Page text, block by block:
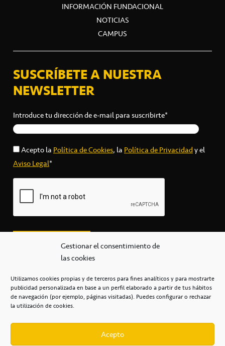
Gestionar el consentimiento de
las cookies
Utilizamos cookies propias y de terceros para fines analíticos y para mostrarte
publicidad personalizada en base a un perfil elaborado a partir de tus hábitos
de navegación (por ejemplo, páginas visitadas). Puedes configurar o rechazar
la utilización de cookies.
Acepto
INFORMACIÓN FUNDACIONAL
NOTICIAS
CAMPUS
SUSCRÍBETE A NUESTRA
NEWSLETTER
Introduce tu dirección de e-mail para suscribirte*
Acepto laPolítica de Cookies, laPolítica de Privacidady el
Aviso Legal*
secretaria@cbcanarias.es
+34 922 253 684
Casa del Deporte / 38108 – La Laguna